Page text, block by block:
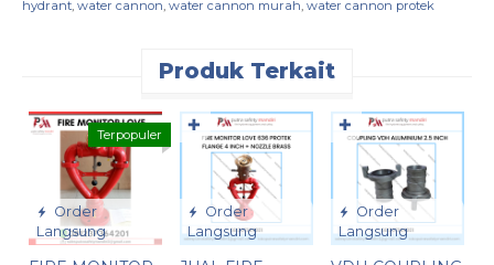
hydrant, water cannon, water cannon murah, water cannon protek
Produk Terkait
Order
Langsung
Terpopuler
Order
Langsung
✚
Order
Langsung
✚